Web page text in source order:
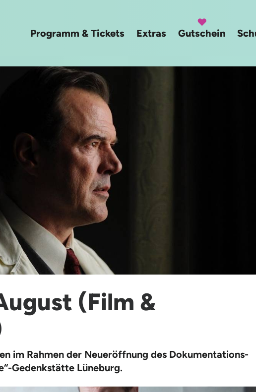
Programm & Tickets Extras Gutschein
(Film &
im Rahmen der Neueröffnung des Dokumentations­
Gedenkstätte Lüneburg.